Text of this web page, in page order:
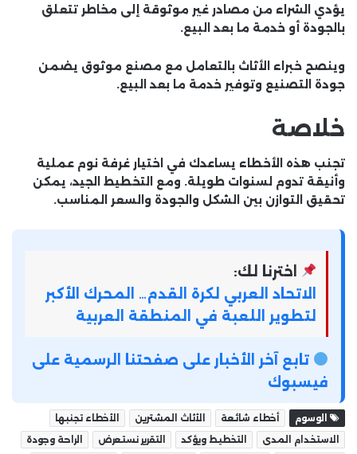
يؤدي الشراء من مصادر غير موثوقة إلى مخاطر تتعلق
بالجودة أو خدمة ما بعد البيع.
وينصح خبراء الأثاث بالتعامل مع مصنع موثوق يضمن
جودة التصنيع وتوفير خدمة ما بعد البيع.
خلاصة
تجنب هذه الأخطاء يساعدك في اختيار غرفة نوم عملية
وأنيقة تدوم لسنوات طويلة. ومع التخطيط الجيد، يمكن
تحقيق التوازن بين الشكل والجودة والسعر المناسب.
اخترنا لك:
الاتحاد العربي لكرة القدم… المحرك الأكبر
لتطوير اللعبة في المنطقة العربية
تابع آخر الأخبار على صفحتنا الرسمية على
فيسبوك
الوسوم أخطاء شائعة الأثاث المشترين
الأخطاء تجنبها
الاستخدام المدى
التخطيط ويؤكد التقرير نستعرض
الراحة وجودة